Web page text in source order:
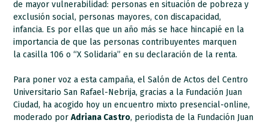
de mayor vulnerabilidad: personas en situación de pobreza y
exclusión social, personas mayores, con discapacidad,
infancia. Es por ellas que un año más se hace hincapié en la
importancia de que las personas contribuyentes marquen
la casilla 106 o “X Solidaria” en su declaración de la renta.
Para poner voz a esta campaña, el Salón de Actos del Centro
Universitario San Rafael-Nebrija, gracias a la Fundación Juan
Ciudad, ha acogido hoy un encuentro mixto presencial-online,
moderado porAdriana Castro, periodista de la Fundación Juan